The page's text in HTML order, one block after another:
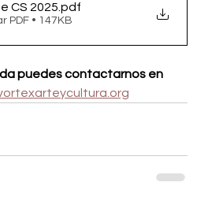
CS 2025.pdf
PDF • 147KB
puedes contactarnos en